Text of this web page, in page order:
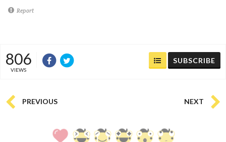
Report
806
VIEWS
SUBSCRIBE
PREVIOUS NEXT